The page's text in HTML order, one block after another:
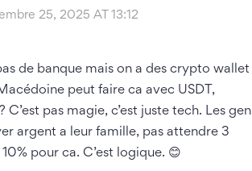
25, 2025 AT 13:12
de banque mais on a des crypto wallet
peut faire ca avec USDT,
C’est pas magie, c’est juste tech. Les
argent a leur famille, pas attendre 3
pour ca. C’est logique. 😊